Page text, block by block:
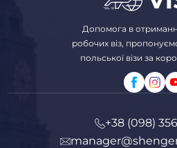
Допомога в
робочих віз,
польської візи за
+38 (098)